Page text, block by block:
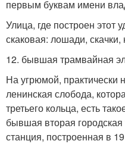
первым буквам имени
Улица, где построен этот
скаковая: лошади, скачки,
12. бывшая трамвайная
На угрюмой, практически
ленинская слобода,
третьего кольца, есть
бывшая вторая
станция, построенная в